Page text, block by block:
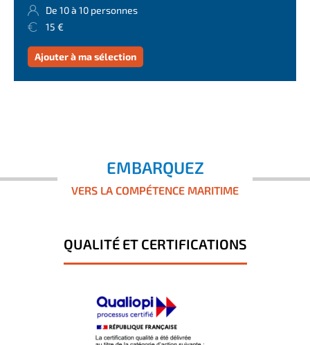
De 10 à 10 personnes
15 €
Ajouter à ma sélection
EMBARQUEZ
VERS LA COMPÉTENCE MARITIME
QUALITÉ ET CERTIFICATIONS